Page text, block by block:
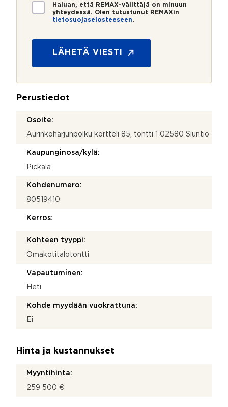
u
h
i
m
r
T
s
o
j
T
i
o
*
Haluan, että REMAX-välittäjä on minuun
yhteydessä. Olen tutustunut REMAXin
tietosuojaselosteeseen.
LÄHETÄ VIESTI
Perustiedot
Osoite:
Aurinkoharjunpolku kortteli 85, tontti 1 02580 Siuntio
Kaupunginosa/kylä:
Pickala
Kohdenumero:
80519410
Kerros:
Kohteen tyyppi:
Omakotitalotontti
Vapautuminen:
Heti
Kohde myydään vuokrattuna:
Ei
Hinta ja kustannukset
Myyntihinta:
259 500 €